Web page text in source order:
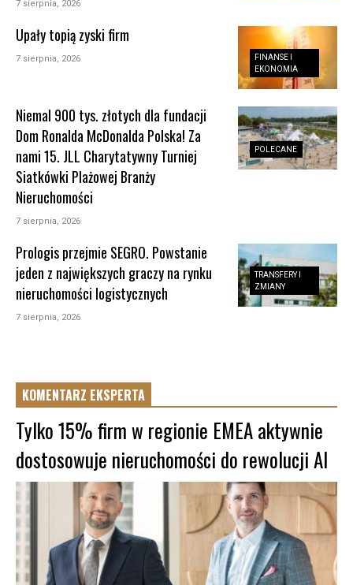
7 sierpnia, 2026
FINANSE I
EKONOMIA
Upały topią zyski firm
7 sierpnia, 2026
POLECANE
Niemal 900 tys. złotych dla fundacji
Dom Ronalda McDonalda Polska! Za
nami 15. JLL Charytatywny Turniej
Siatkówki Plażowej Branży
Nieruchomości
7 sierpnia, 2026
TRANSFERY I
ZMIANY
Prologis przejmie SEGRO. Powstanie
jeden z największych graczy na rynku
nieruchomości logistycznych
7 sierpnia, 2026
KOMENTARZ EKSPERTA
Tylko 15% firm w regionie EMEA aktywnie
dostosowuje nieruchomości do rewolucji AI